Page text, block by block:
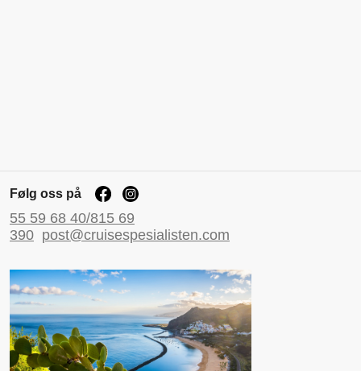
Følg oss på
55 59 68 40/815 69
390 post@cruisespesialisten.com